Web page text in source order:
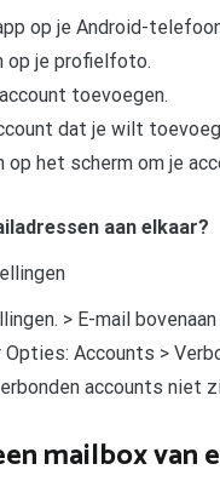
op je Android-
op je profielfoto.
toevoegen.
dat je wilt
op het scherm om je
aan elkaar?
> E-mail
Accounts >
accounts niet
mailbox van